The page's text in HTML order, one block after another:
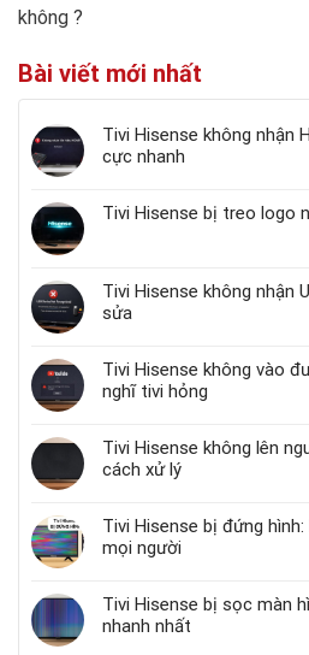
không ?
Bài viết mới nhất
Tivi Hisense không nhận
cực nhanh
Tivi Hisense bị treo logo
Tivi Hisense không nhận
sửa
Tivi Hisense không vào
nghĩ tivi hỏng
Tivi Hisense không lên
cách xử lý
Tivi Hisense bị đứng
mọi người
Tivi Hisense bị sọc màn
nhanh nhất